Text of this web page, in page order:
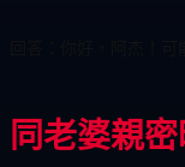
同老婆親